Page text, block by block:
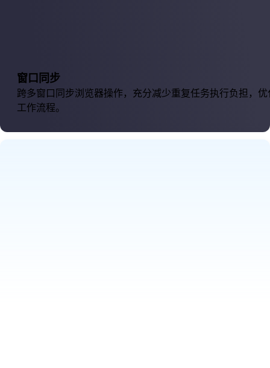
窗口同步
跨多窗口同步浏览器操作，充分减少重复任务执行负担，优
工作流程。